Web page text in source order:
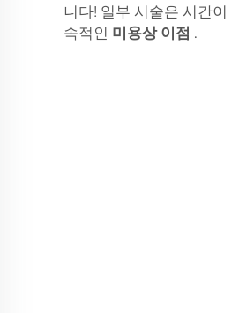
니다! 일부 시술은 시간
속적인 미용상 이점 .